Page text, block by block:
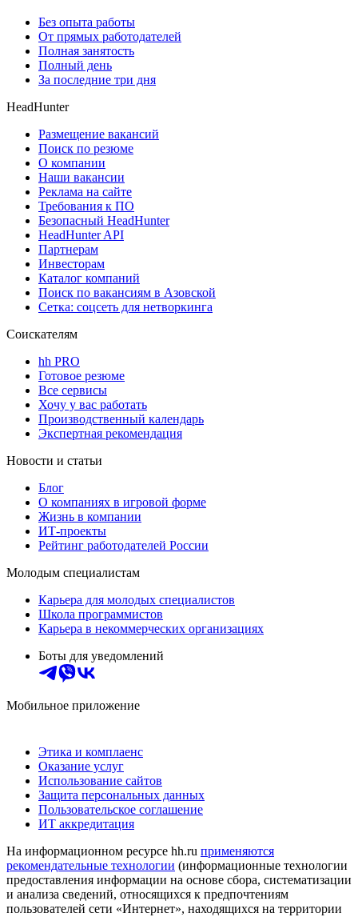
Без опыта работы
От прямых работодателей
Полная занятость
Полный день
За последние три дня
HeadHunter
Размещение вакансий
Поиск по резюме
О компании
Наши вакансии
Реклама на сайте
Требования к ПО
Безопасный HeadHunter
HeadHunter API
Партнерам
Инвесторам
Каталог компаний
Поиск по вакансиям в Азовской
Сетка: соцсеть для нетворкинга
Соискателям
hh PRO
Готовое резюме
Все сервисы
Хочу у вас работать
Производственный календарь
Экспертная рекомендация
Новости и статьи
Блог
О компаниях в игровой форме
Жизнь в компании
ИТ-проекты
Рейтинг работодателей России
Молодым специалистам
Карьера для молодых специалистов
Школа программистов
Карьера в некоммерческих организациях
Боты для уведомлений
Мобильное приложение
Этика и комплаенс
Оказание услуг
Использование сайтов
Защита персональных данных
Пользовательское соглашение
ИТ аккредитация
На информационном ресурсе hh.ru применяются
рекомендательные технологии (информационные технологии
предоставления информации на основе сбора, систематизации
и анализа сведений, относящихся к предпочтениям
пользователей сети «Интернет», находящихся на территории